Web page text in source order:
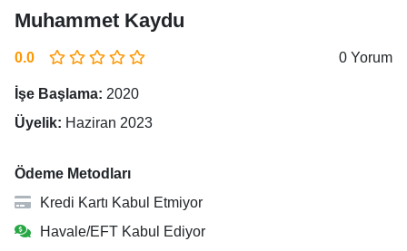
Muhammet Kaydu
0.0 0 Yorum
İşe Başlama: 2020
Üyelik: Haziran 2023
Ödeme Metodları
Kredi Kartı Kabul Etmiyor
Havale/EFT Kabul Ediyor